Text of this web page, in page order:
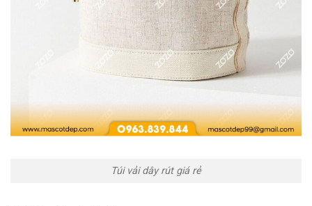
Túi vải dây rút giá rẻ